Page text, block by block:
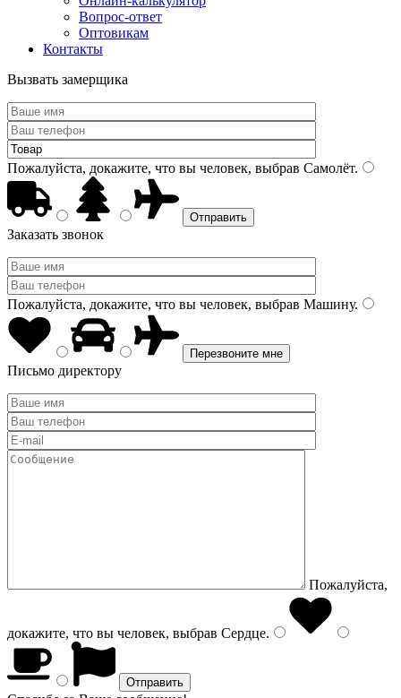
Вопрос-ответ
Оптовикам
Контакты
Вызвать замерщика
Пожалуйста, докажите, что вы человек, выбрав Самолёт.
Заказать звонок
Пожалуйста, докажите, что вы человек, выбрав Машину.
Письмо директору
Пожалуйста,
докажите, что вы человек, выбрав Сердце.